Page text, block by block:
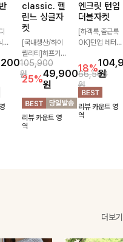
한
105,900
원
classic. 헬
린느 싱글자
켓
[국내생산/하이
퀄리티]하프기
장의 부담스럽지
않은 기장으로
클래식이 주는
멋!스탠다드한
핏이 멋스러운,
쾌적하면서 세련
된 무드의 썸머
25%49,900
원
66,500
원
리뷰 카운트 영
역
엔크릿 턴업
더블자켓
[하객룩,출근룩
OK]턴업 레터링
있게 완성된 썸
머 자켓, 더블버
튼 디자인으로
깔끔하고 세련된
무드가 느껴져요
🩶 가볍고 시원
18%원
리뷰 카운트 영
역
더보기